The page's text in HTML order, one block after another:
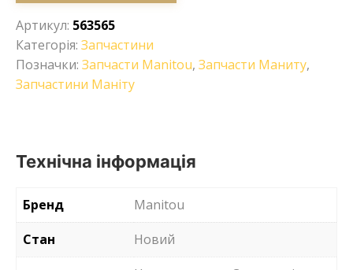
Артикул: 563565
Категорія: Запчастини
Позначки: Запчасти Manitou, Запчасти Маниту,
Запчастини Маніту
Технічна інформація
Бренд
Manitou
Стан
Новий